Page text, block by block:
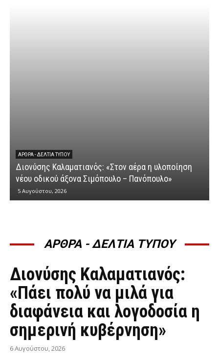
ΆΡΘΡΑ - ΔΕΛΤΊΑ ΤΎΠΟΥ
Διονύσης Καλαματιανός: «Στον αέρα η υλοποίηση
νέου οδικού άξονα Σιμόπουλο – Πανόπουλο»
5 Αυγούστου, 2026
ΑΡΘΡΑ - ΔΕΛΤΙΑ ΤΥΠΟΥ
ΆΡΘΡΑ - ΔΕΛΤΊΑ ΤΎΠΟΥ
Διονύσης Καλαματιανός:
«Πάει πολύ να μιλά για
διαφάνεια και λογοδοσία η
σημερινή κυβέρνηση»
6 Αυγούστου, 2026